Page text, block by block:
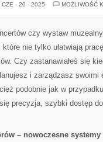
CZE - 20 - 2025
MOŻLIWOŚĆ
czy wystaw
nie tylko ułatwiają
Czy zastanawiałeś się
i zarządzasz swoimi
podobnie jak w
precyzja, szybki dostęp
– nowoczesne